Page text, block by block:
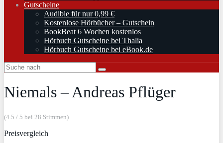
Gutscheine
Audible für nur 0,99 €
Kostenlose Hörbücher – Gutschein
BookBeat 6 Wochen kostenlos
Hörbuch Gutscheine bei Thalia
Hörbuch Gutscheine bei eBook.de
Niemals – Andreas Pflüger
(4.5 / 5 bei 28 Stimmen)
Preisvergleich